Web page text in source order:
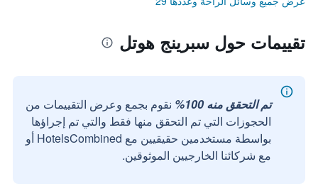
تقييمات حول سبرينج هوتل
تم التحقق منه 100%
نقوم بجمع وعرض التقييمات من
الحجوزات التي تم التحقق منها فقط والتي تم إجراؤها
بواسطة مستخدمين حقيقيين مع HotelsCombined أو
مع شركائنا الخارجيين الموثوقين.